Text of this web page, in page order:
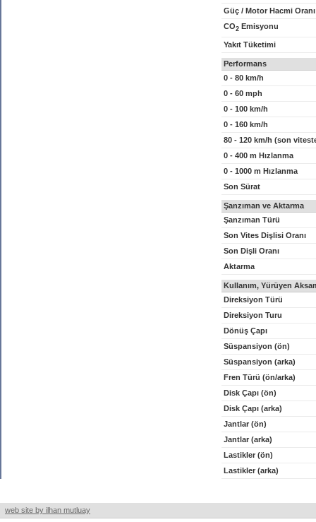
Güç / Motor Hacmi Oranı
CO2 Emisyonu
Yakıt Tüketimi
Performans
0 - 80 km/h
0 - 60 mph
0 - 100 km/h
0 - 160 km/h
80 - 120 km/h (son
0 - 400 m Hızlanma
0 - 1000 m Hızlanma
Son Sürat
Şanzıman ve Aktarma
Şanzıman Türü
Son Vites Dişlisi Oranı
Son Dişli Oranı
Aktarma
Kullanım, Yürüyen
Direksiyon Türü
Direksiyon Turu
Dönüş Çapı
Süspansiyon (ön)
Süspansiyon (arka)
Fren Türü (ön/arka)
Disk Çapı (ön)
Disk Çapı (arka)
Jantlar (ön)
Jantlar (arka)
Lastikler (ön)
Lastikler (arka)
web site by ilhan mutluay